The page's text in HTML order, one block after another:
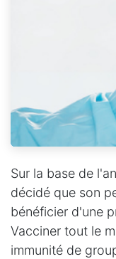
Sur la base de
décidé que son
bénéficier d'une
Vacciner tout le
immunité de